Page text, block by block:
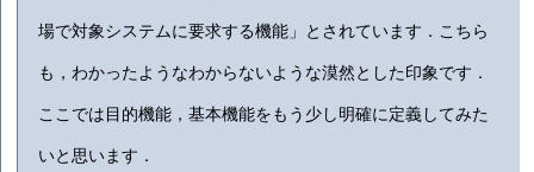
場で対象システムに要求する機能」とされています．こちら
も，わかったようなわからないような漠然とした印象です．
ここでは目的機能，基本機能をもう少し明確に定義してみた
いと思います．